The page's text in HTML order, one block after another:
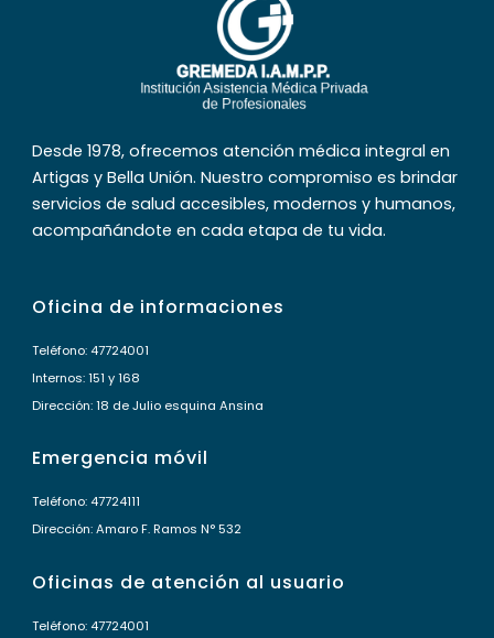
Desde 1978, ofrecemos atención médica integral en
Artigas y Bella Unión. Nuestro compromiso es brindar
servicios de salud accesibles, modernos y humanos,
acompañándote en cada etapa de tu vida.
Oficina de informaciones
Teléfono: 47724001
Internos: 151 y 168
Dirección: 18 de Julio esquina Ansina
Emergencia móvil
Teléfono: 47724111
Dirección: Amaro F. Ramos N° 532
Oficinas de atención al usuario
Teléfono: 47724001